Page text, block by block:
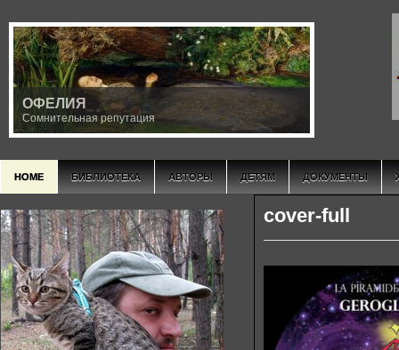
ОФЕЛИЯ
Сомнительная репутация
HOME БИБЛИОТЕКА АВТОРЫ ДЕТЯМ ДОКУМЕНТЫ
cover-full